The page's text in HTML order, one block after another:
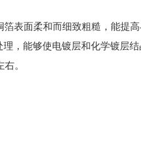
表面柔和而细致粗糙，能提
，能够使电镀层和化学镀层
。